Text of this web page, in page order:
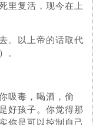
里复活，现今在上
。以上帝的话取代
。
吸毒，喝酒，偷
好孩子。你觉得那
你是可以控制自己